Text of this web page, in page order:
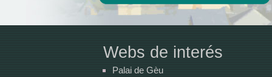
Webs de interés
Palai de Gèu